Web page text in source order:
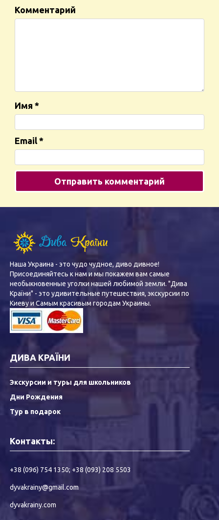
Комментарий
Имя *
Email *
Наша Украина - это чудо чудное, диво дивное!
Присоединяйтесь к нам и мы покажем вам самые
необыкновенные уголки нашей любимой земли. "Дива
Країни" - это удивительные путешествия, экскурсии по
Киеву и Самым красивым городам Украины.
ДИВА КРАЇНИ
Экскурсии и туры для школьников
Дни Рождения
Тур в подарок
Контакты:
+38 (096) 754 1350; +38 (093) 208 5503
dyvakrainy@gmail.com
dyvakrainy.com